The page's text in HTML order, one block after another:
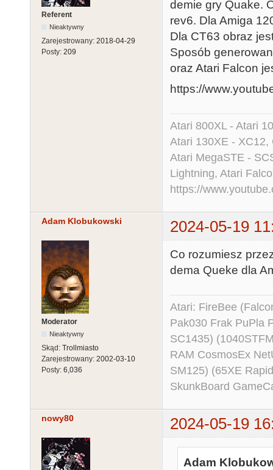
Referent
Nieaktywny
Zarejestrowany: 2018-04-29
Posty: 209
demie gry Quake.
rev6. Dla Amiga
Dla CT63 obraz
Sposób
oraz Atari Falcon
https://
Atari 800XL - Atari
Atari 130XE - XC12,
Atari MegaSTE -
Lightning, Atari
https://
Adam Klobukowski 2024-05-19
Moderator
Nieaktywny
Skąd: Trollmiasto
Zarejestrowany: 2002-03-10
Posty: 6,036
Co rozumiesz
dema Queke dla
Atari: FireBee
Pak030 Frak PuPla
SC1435)
RAM CosmosEx
SM125) (65XE
SkunkBoard
nowy80 2024-05-19
Adam